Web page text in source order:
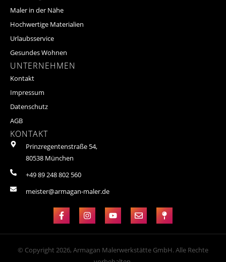
Maler in der Nähe
Hochwertige Materialien
Urlaubsservice
Gesundes Wohnen
UNTERNEHMEN
Kontakt
Impressum
Datenschutz
AGB
KONTAKT
Prinzregentenstraße 54,
80538 München
+49 89 248 802 560
meister@armagan-maler.de
© Copyright 2026, Armagan Malerwerkstätte GmbH. Alle Rechte